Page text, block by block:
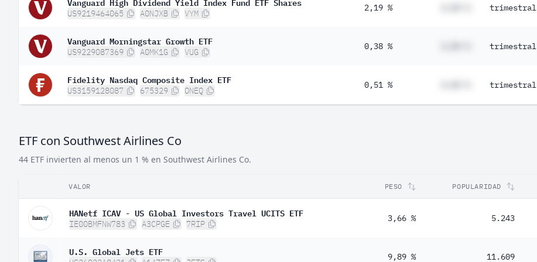
US9219464065 A0NJXB VYM
2,19 % trimestral
Vanguard Morningstar Growth ETF
US9229087369 A0MK1G VUG
0,38 % trimestral
Fidelity Nasdaq Composite Index ETF
US3159128087 675329 ONEQ
0,51 % trimestral
ETF con Southwest Airlines Co
44 ETF invierten al menos un 1 % en Southwest Airlines Co.
VALOR PESO POPULARIDAD
HANetf ICAV - US Global Investors Travel UCITS ETF
IE00BMFNW783 A3CPGE 7RIP
3,66 % 5.243
U.S. Global Jets ETF 9,89 % 11.609